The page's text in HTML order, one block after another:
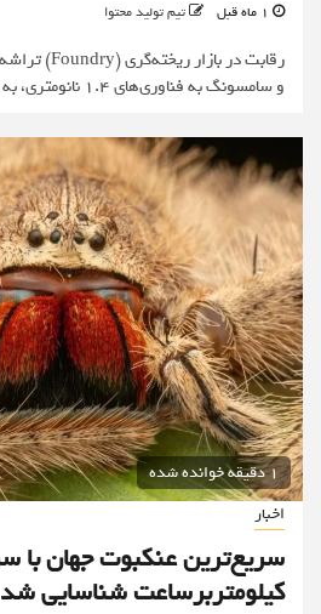
تیم تولید محتوا
و سامسونگ به فناوری‌های ۱.۴ نانومتری، به شدت داغ شده...
1 دقیقه خوانده شده
اخبار
کیلومتربرساعت شناسایی شد